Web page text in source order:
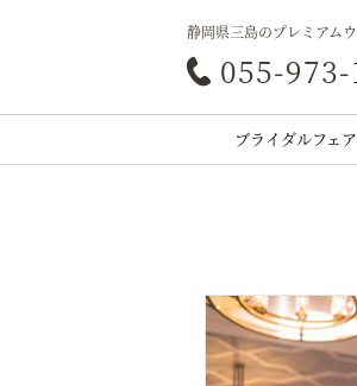
静岡県三島のプレミアム
055-
ブライダルフェア